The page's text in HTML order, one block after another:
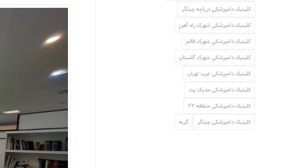
کلینیک دامپزشکی دریاچه چیتگر
کلینیک دامپزشکی شهرک راه آهن
کلینیک دامپزشکی شهرک قائم
کلینیک دامپزشکی شهرک گلستان
کلینیک دامپزشکی غرب تهران
کلینیک دامپزشکی مدیک پت
کلینیک دامپزشکی منطقه 22
کلینیک دامپزشکی چیتگر
گربه